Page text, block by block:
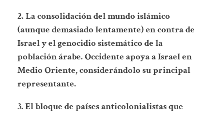
2. La consolidación del mundo islámico
(aunque demasiado lentamente) en contra de
Israel y el genocidio sistemático de la
población árabe. Occidente apoya a Israel en
Medio Oriente, considerándolo su principal
representante.
3. El bloque de países anticolonialistas que